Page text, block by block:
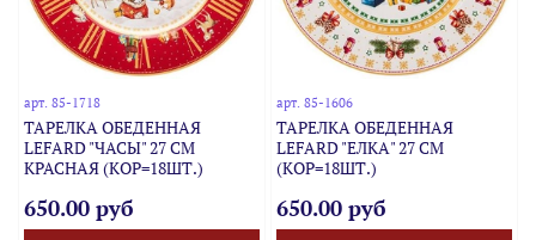
арт.85-1718
ТАРЕЛКА ОБЕДЕННАЯ
LEFARD "ЧАСЫ" 27 СМ
КРАСНАЯ (КОР=18ШТ.)
650.00 руб
арт. 85-1606
ТАРЕЛКА ОБЕДЕННАЯ
LEFARD "ЕЛКА" 27 СМ
(КОР=18ШТ.)
650.00 руб